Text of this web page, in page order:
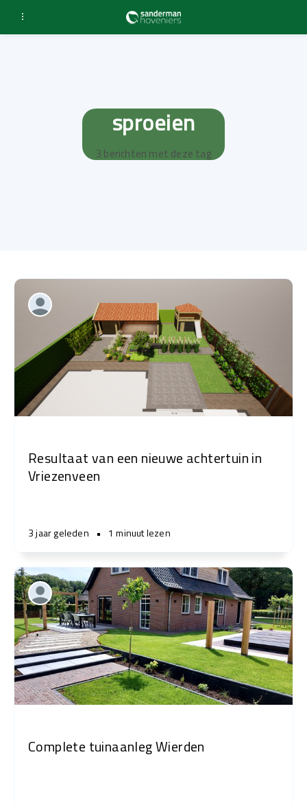
sproeien
3 berichten met deze tag
Resultaat van een nieuwe achtertuin in
Vriezenveen
3 jaar geleden • 1 minuut lezen
Complete tuinaanleg Wierden